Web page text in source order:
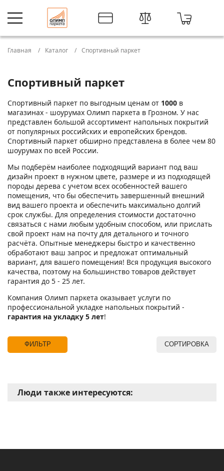
Главная Каталог Спортивный паркет
Спортивный паркет
Спортивный паркет по выгодным ценам от 1000 в
магазинах - шоурумах Олимп паркета в Грозном. У нас
представлен большой ассортимент напольных покрытий
от популярных российских и европейских брендов.
Спортивный паркет обширно представлена в более чем 80
шоурумах по всей России.
Мы подберём наиболее подходящий вариант под ваш
дизайн проект в нужном цвете, размере и из подходящей
породы дерева с учетом всех особенностей вашего
помещения, что бы обеспечить завершенный внешний
вид вашего проекта и обеспечить максимально долгий
срок службы. Для определения стоимости достаточно
связаться с нами любым удобным способом, или прислать
свой проект нам на почту для детального и точного
расчёта. Опытные менеджеры быстро и качественно
обработают ваш запрос и предложат оптимальный
вариант, для вашего помещения! Вся продукция высокого
качества, поэтому на большинство товаров действует
гарантия до 5 - 25 лет.
Компания Олимп паркета оказывает услуги по
профессиональной укладке напольных покрытий -
гарантия на укладку 5 лет!
ФИЛЬТР СОРТИРОВКА
Люди также интересуются: